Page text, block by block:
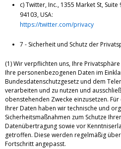
c) Twitter, Inc., 1355 Market St,
94103, USA:
https://twitter.com/privacy
7 - Sicherheit und Schutz der
(1) Wir verpflichten uns, Ihre
Ihre personenbezogenen Daten im
Bundesdatenschutzgesetz und dem
verarbeiten und zu nutzen und
obenstehenden Zwecke einzusetzen.
Ihrer Daten haben wir technische und
Sicherheitsmaßnahmen zum Schutze
Datenübertragung sowie vor
getroffen. Diese werden regelmäßig
Fortschritt angepasst.